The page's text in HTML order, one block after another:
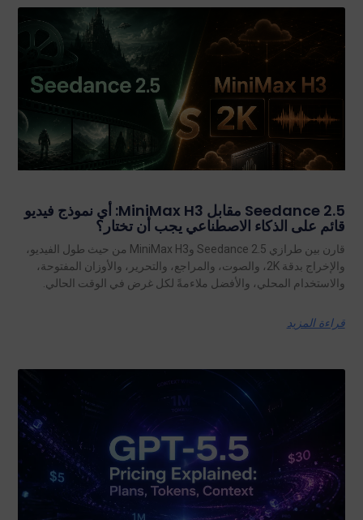
Seedance 2.5 مقابل MiniMax H3: أي نموذج فيديو
قائم على الذكاء الاصطناعي يجب أن تختار؟
قارن بين طرازي Seedance 2.5 وMiniMax H3 من حيث طول الفيديو،
والإخراج بدقة 2K، والصوت، والمراجع، والتحرير، والأوزان المفتوحة،
والاستخدام المحلي، والأفضل ملاءمةً لكل غرض في الوقت الحالي.
قراءة المزيد